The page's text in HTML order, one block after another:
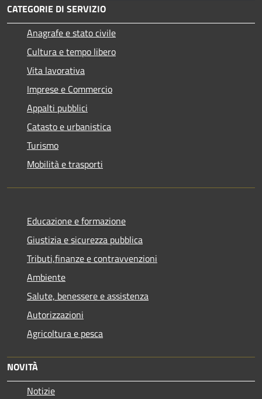
CATEGORIE DI SERVIZIO
Anagrafe e stato civile
Cultura e tempo libero
Vita lavorativa
Imprese e Commercio
Appalti pubblici
Catasto e urbanistica
Turismo
Mobilità e trasporti
Educazione e formazione
Giustizia e sicurezza pubblica
Tributi,finanze e contravvenzioni
Ambiente
Salute, benessere e assistenza
Autorizzazioni
Agricoltura e pesca
NOVITÀ
Notizie